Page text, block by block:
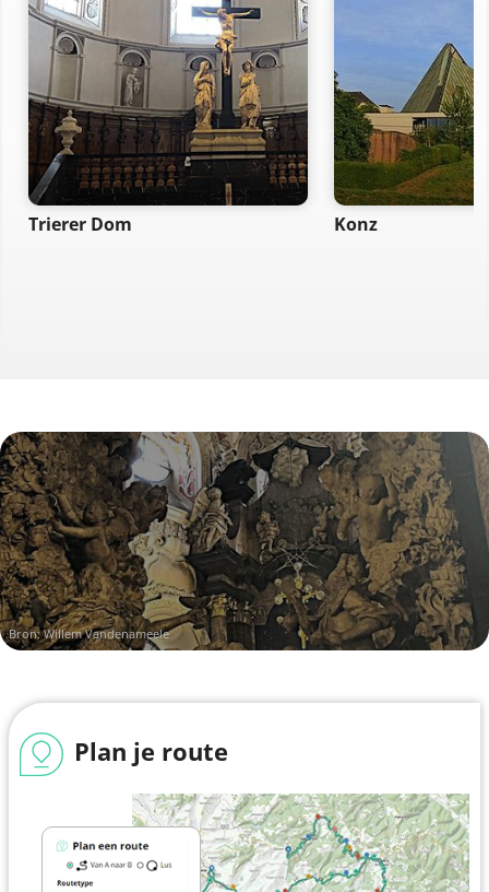
Trierer Dom Konz
Bron: Willem Vandenameele
Plan je route